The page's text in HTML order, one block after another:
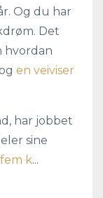
Og du har
Det
hvordan
en veiviser
har jobbet
sine
fem k...